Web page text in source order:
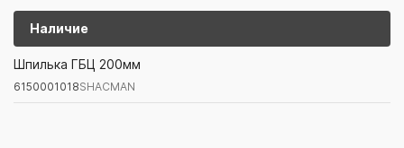
Наличие
Артикул/БрендНаименование
6150001018 SHACMAN
Шпилька ГБЦ 200мм
6150001018SHACMAN